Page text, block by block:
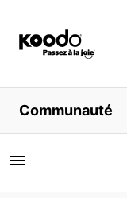
Magasiner
Libre service
Aide
Communauté